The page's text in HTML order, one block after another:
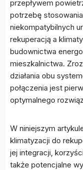
przepływem
potrzebę
niekompatybilnych
rekuperacją a
budownictwa
mieszkalnictwa.
działania obu
połączenia jest
optymalnego
W niniejszym
klimatyzacji do
jej integracji,
także potencjalne